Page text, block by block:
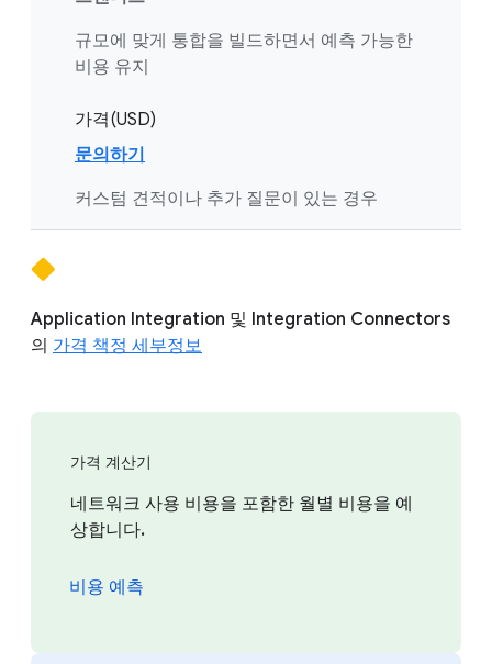
규모에 맞게 통합을 빌드하면서 예측 가능한
비용 유지
가격(USD)
문의하기
커스텀 견적이나 추가 질문이 있는 경우
Application Integration 및 Integration Connectors
의 가격 책정 세부정보
가격 계산기
네트워크 사용 비용을 포함한 월별 비용을 예
상합니다.
비용 예측